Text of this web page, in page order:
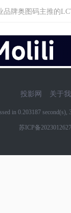
牌奥图码主推的
投影网 关于
in 0.203187
苏ICP备